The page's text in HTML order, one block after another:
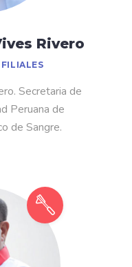
Rivero
FILIALES
Secretaria de
Peruana de
de Sangre.